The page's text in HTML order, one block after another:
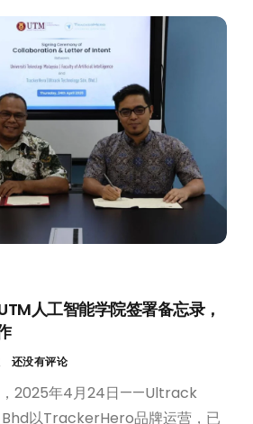
人工智能学院签署备忘录，
还没有评论
，2025年4月24日——Ultrack
以TrackerHero品牌运营，已